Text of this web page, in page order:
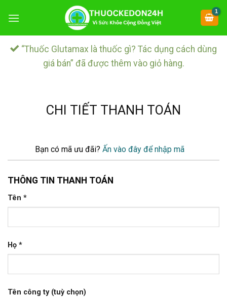
đến
dung
“Thuốc Glutamax là thuốc gì? Tác dụng cách dùng
giá bán” đã được thêm vào giỏ hàng.
CHI TIẾT THANH TOÁN
Bạn có mã ưu đãi? Ấn vào đây để nhập mã
THÔNG TIN THANH TOÁN
Tên *
Họ *
Tên công ty (tuỳ chọn)